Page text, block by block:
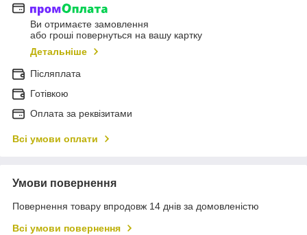
Ви отримаєте замовлення
або гроші повернуться на вашу картку
Детальніше
Післяплата
Готівкою
Оплата за реквізитами
Всі умови оплати
Умови повернення
Повернення товару впродовж 14 днів за домовленістю
Всі умови повернення